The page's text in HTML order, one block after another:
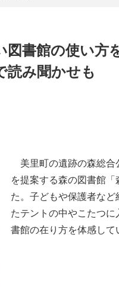
図書館の使い
読み聞かせも
美里町の遺跡の森総合
を提案する森の図書館
た。子どもや保護者な
たテントの中やこたつに
書館の在り方を体感して